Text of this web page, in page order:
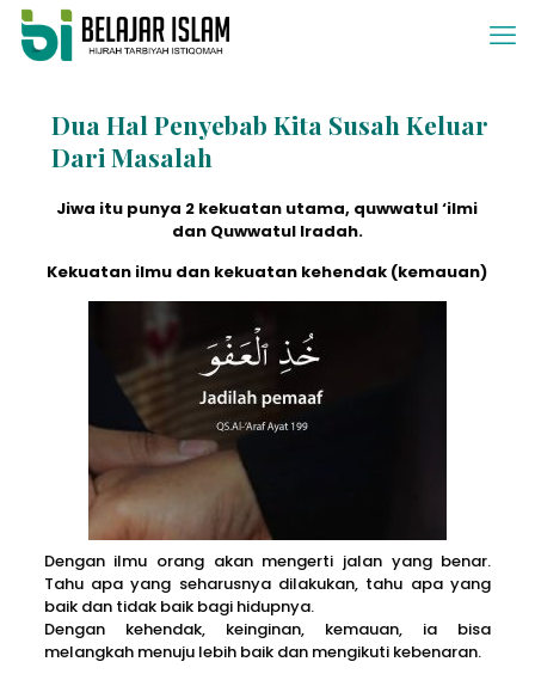
Dua Hal Penyebab Kita Susah Keluar
Dari Masalah
Jiwa itu punya 2 kekuatan utama, quwwatul ‘ilmi
dan Quwwatul Iradah.
Kekuatan ilmu dan kekuatan kehendak (kemauan)
Dengan ilmu orang akan mengerti jalan yang benar.
Tahu apa yang seharusnya dilakukan, tahu apa yang
baik dan tidak baik bagi hidupnya.
Dengan kehendak, keinginan, kemauan, ia bisa
melangkah menuju lebih baik dan mengikuti kebenaran.